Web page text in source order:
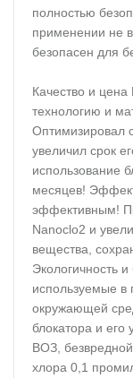
полностью
применении не
безопасен для
Качество и
технологию и
Оптимизировал
увеличил срок
использование
месяцев!
эффективным!
Nanoclo2 и
вещества,
Экологичность
используемые в
окружающей
блокатора и его
ВОЗ,
хлора 0,1